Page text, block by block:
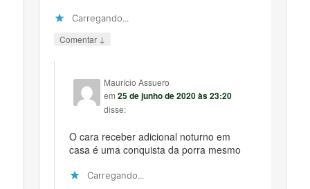
Carregando...
Comentar ↓
Maurício Assuero
em25 de junho de 2020 às 23:20
disse:
O cara receber adicional noturno em
casa é uma conquista da porra mesmo
Carregando...